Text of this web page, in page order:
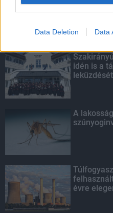
Data Deletion Data
KIEMELT
idén is a
A
évre